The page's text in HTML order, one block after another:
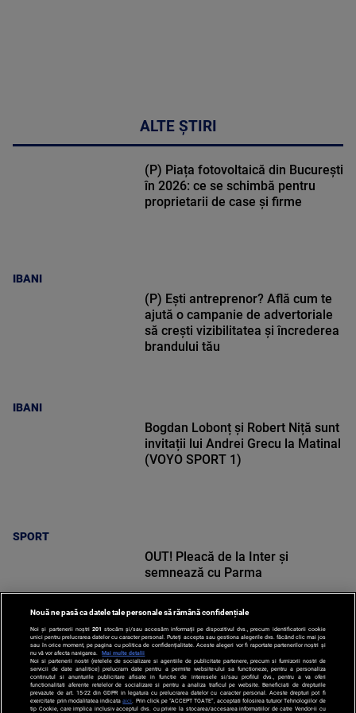
ALTE ȘTIRI
IBANI
(P) Piața fotovoltaică din București
în 2026: ce se schimbă pentru
proprietarii de case și firme
IBANI
(P) Ești antreprenor? Află cum te
ajută o campanie de advertoriale
să crești vizibilitatea și încrederea
brandului tău
SPORT
Bogdan Lobonț și Robert Niță sunt
invitații lui Andrei Grecu la Matinal
(VOYO SPORT 1)
SPORT
OUT! Pleacă de la Inter și
semnează cu Parma
Nouă ne pasă ca datele tale personale să rămână confidențiale
Noi și partenerii noștri 201 stocăm și/sau accesăm informații pe dispozitivul dvs., precum identificatorii cookie
unici pentru prelucrarea datelor cu caracter personal. Puteți accepta sau gestiona alegerile dvs. făcând clic mai jos
sau în orice moment, pe pagina cu politica de confidențialitate. Aceste alegeri vor fi raportate partenerilor noștri și
nu vă vor afecta navigarea.
Mai multe detalii
Noi si partenerii nostri (retelele de socializare si agentiile de publicitate partenere, precum si furnizorii nostri de
servicii de date analitice) prelucram date pentru a permite website-ului sa functioneze, pentru a personaliza
continutul si anunturile publicitare afisate in functie de interesele si/sau profilul dvs., pentru a va oferi
functionalitati aferente retelelor de socializare si pentru a analiza traficul pe website. Beneficiati de drepturile
prevazute de art. 15-22 din GDPR in legatura cu prelucrarea datelor cu caracter personal. Aceste drepturi pot fi
exercitate prin modalitatea indicataaici . Prin click pe “ACCEPT TOATE”, acceptati folosirea tuturor Tehnologiilor de
tip Cookie, care implica inclusiv acceptul dvs. cu privire la stocarea/accesarea informatiilor de catre Vendor-ii cu